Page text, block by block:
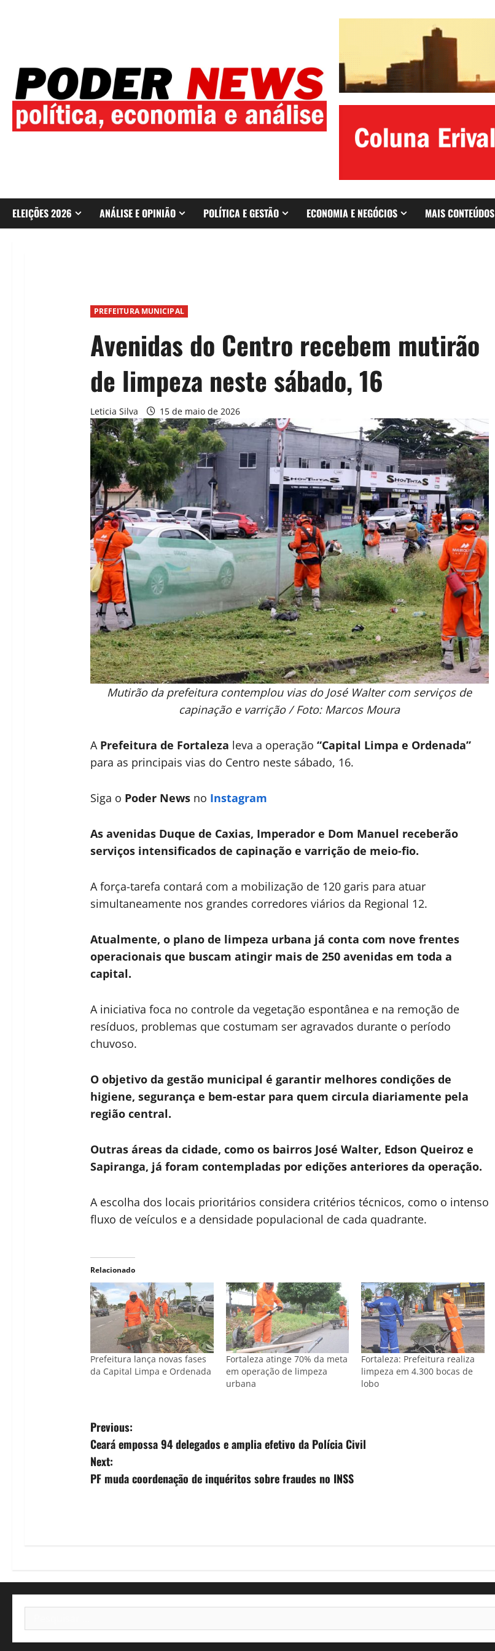
ELEIÇÕES 2026 ANÁLISE E OPINIÃO POLÍTICA E GESTÃO ECONOMIA E NEGÓCIOS MAIS CONTEÚDOS
PREFEITURA MUNICIPAL
Avenidas do Centro recebem mutirão
de limpeza neste sábado, 16
Leticia Silva 15 de maio de 2026
Mutirão da prefeitura contemplou vias do José Walter com serviços de
capinação e varrição / Foto: Marcos Moura
A Prefeitura de Fortaleza leva a operação “Capital Limpa e Ordenada”
para as principais vias do Centro neste sábado, 16.
Siga o Poder Newsno Instagram
As avenidas Duque de Caxias, Imperador e Dom Manuel receberão
serviços intensificados de capinação e varrição de meio-fio.
A força-tarefa contará com a mobilização de 120 garis para atuar
simultaneamente nos grandes corredores viários da Regional 12.
Atualmente, o plano de limpeza urbana já conta com nove frentes
operacionais que buscam atingir mais de 250 avenidas em toda a
capital.
A iniciativa foca no controle da vegetação espontânea e na remoção de
resíduos, problemas que costumam ser agravados durante o período
chuvoso.
O objetivo da gestão municipal é garantir melhores condições de
higiene, segurança e bem-estar para quem circula diariamente pela
região central.
Outras áreas da cidade, como os bairros José Walter, Edson Queiroz e
Sapiranga, já foram contempladas por edições anteriores da operação.
A escolha dos locais prioritários considera critérios técnicos, como o intenso
fluxo de veículos e a densidade populacional de cada quadrante.
Relacionado
Prefeitura lança novas fases
da Capital Limpa e Ordenada
Fortaleza atinge 70% da meta
em operação de limpeza
urbana
Fortaleza: Prefeitura realiza
limpeza em 4.300 bocas de
lobo
P
o
s
v
i
g
Previous:
Ceará empossa 94 delegados e amplia efetivo da Polícia Civil
Next:
PF muda coordenação de inquéritos sobre fraudes no INSS
por: